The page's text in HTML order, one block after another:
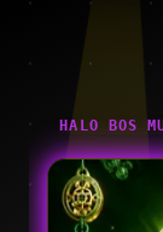
HALO BOS